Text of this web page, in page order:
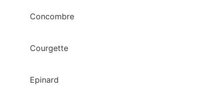
Concombre
Courgette
Epinard